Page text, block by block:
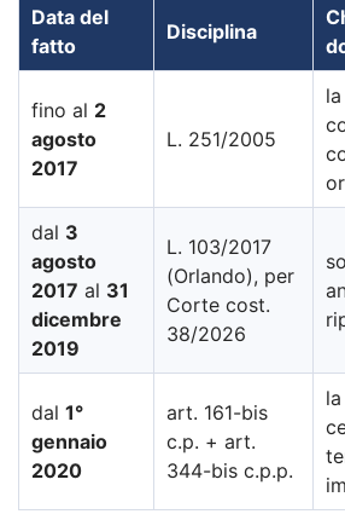
Data del
fatto
Disciplina
fino al 2
agosto
2017
L. 251/2005
dal 3
agosto
2017 al 31
dicembre
2019
L. 103/2017
(Orlando), per
Corte cost.
38/2026
dal 1°
gennaio
2020
art. 161-bis
c.p. + art.
344-bis c.p.p.